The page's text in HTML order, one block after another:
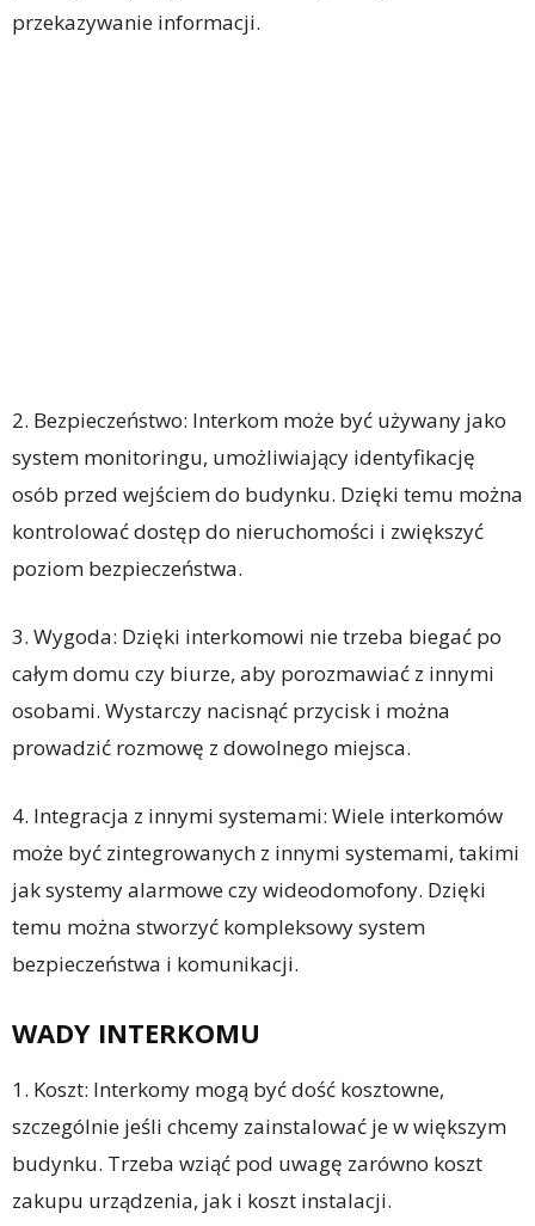
przekazywanie informacji.
2. Bezpieczeństwo: Interkom może być używany jako
system monitoringu, umożliwiający identyfikację
osób przed wejściem do budynku. Dzięki temu można
kontrolować dostęp do nieruchomości i zwiększyć
poziom bezpieczeństwa.
3. Wygoda: Dzięki interkomowi nie trzeba biegać po
całym domu czy biurze, aby porozmawiać z innymi
osobami. Wystarczy nacisnąć przycisk i można
prowadzić rozmowę z dowolnego miejsca.
4. Integracja z innymi systemami: Wiele interkomów
może być zintegrowanych z innymi systemami, takimi
jak systemy alarmowe czy wideodomofony. Dzięki
temu można stworzyć kompleksowy system
bezpieczeństwa i komunikacji.
WADY INTERKOMU
1. Koszt: Interkomy mogą być dość kosztowne,
szczególnie jeśli chcemy zainstalować je w większym
budynku. Trzeba wziąć pod uwagę zarówno koszt
zakupu urządzenia, jak i koszt instalacji.